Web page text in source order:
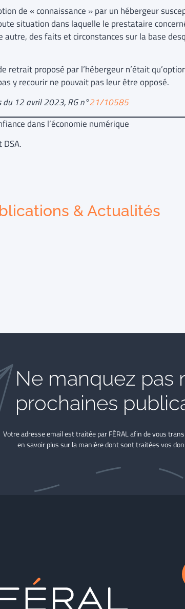
de « connaissance » par un hébergeur
situation dans laquelle le prestataire
autre, des faits et circonstances sur la base
retrait proposé par l’hébergeur n’était
y recourir ne pouvait pas leur être opposé.
du 12 avril 2023, RG n°21/10585
dans l’économie numérique
& Actualités
Ne manquez pas
prochaines
Votre adresse email est traitée par FÉRAL afin de vous
en savoir plus sur la manière dont sont traitées vos